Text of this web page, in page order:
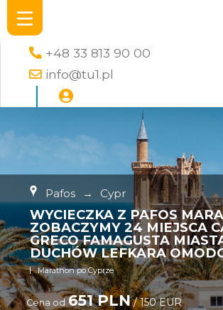
+48 33 813 90 00
info@tu1.pl
Pafos → Cypr
WYCIECZKA Z PAFOS
ZOBACZYMY 24 MIEJSCA
GRECO FAMAGUSTA
DUCHÓW LEFKARA
Marathon po Cyprze
Cena od 651 PLN/ 150 EUR